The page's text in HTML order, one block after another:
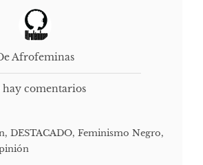
Afrofeminas
hay comentarios
, DESTACADO, Feminismo Negro,